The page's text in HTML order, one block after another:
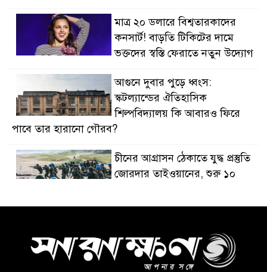
মাত্র ২০ ডলারে বিশ্বতারকাদের
কনসার্ট! বাড়তি টিকিটের দামে
ভক্তদের স্বস্তি ফেরাতে নতুন উদ্যোগ
আগুনে দুবার পুড়ে ধ্বংস:
স্কটল্যান্ডের ঐতিহাসিক
শিল্পবিদ্যালয় কি আবারও ফিরে
পাবে তার হারানো গৌরব?
চীনের আগ্রাসন ঠেকাতে যুদ্ধ প্রস্তুতি
জোরদার তাইওয়ানের, শুরু ১০
ডেমোক্র্যাটদের মধ্যে ইসরায়েল ও
ইহুদিবিদ্বেষ বিতর্ক নতুন করে
আলোচনায়